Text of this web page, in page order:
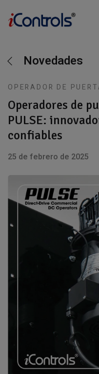
Novedades
OPERADOR DE
Operadores de
PULSE:
confiables
25 de febrero de 2025